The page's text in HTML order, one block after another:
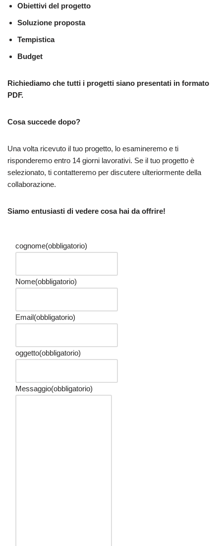
Obiettivi del progetto
Soluzione proposta
Tempistica
Budget
Richiediamo che tutti i progetti siano presentati in formato
PDF.
Cosa succede dopo?
Una volta ricevuto il tuo progetto, lo esamineremo e ti
risponderemo entro 14 giorni lavorativi. Se il tuo progetto è
selezionato, ti contatteremo per discutere ulteriormente della
collaborazione.
Siamo entusiasti di vedere cosa hai da offrire!
cognome(obbligatorio)
Nome(obbligatorio)
Email(obbligatorio)
oggetto(obbligatorio)
Messaggio(obbligatorio)